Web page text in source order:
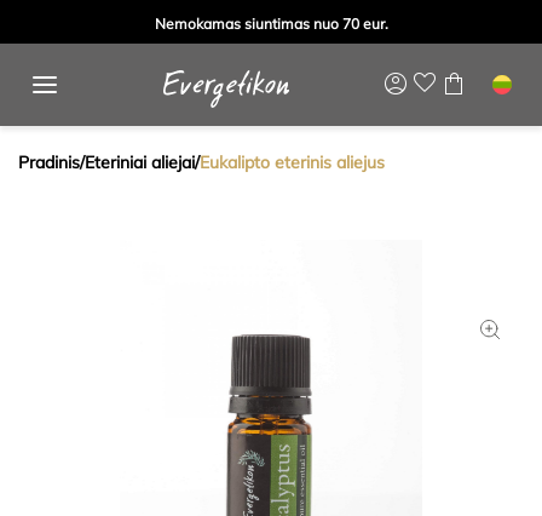
Nemokamas siuntimas nuo 70 eur.
Pradinis/Eteriniai aliejai/Eukalipto eterinis aliejus